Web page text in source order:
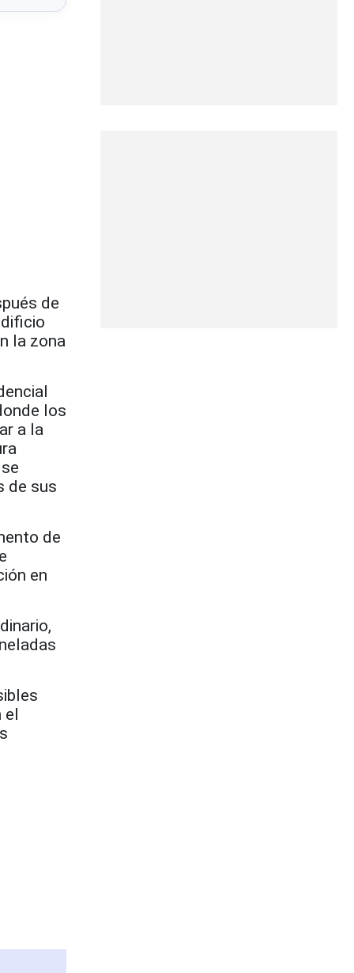
de
la zona
los
a la
de sus
de
en
el